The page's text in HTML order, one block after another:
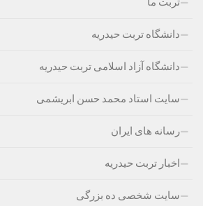
دانشگاه تربت حیدریه
دانشگاه آزاد اسلامی تربت حیدریه
سایت استاد محمد حسن ابریشمی
رسانه های ایران
اخبار تربت حیدریه
سایت شخصی ده بزرگی